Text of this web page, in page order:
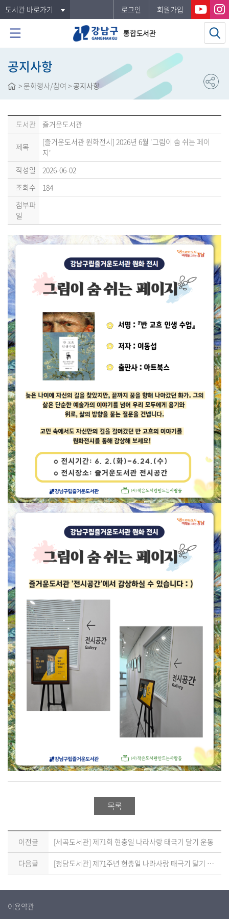
도서관 바로가기 로그인 회원가입
통합도서관
공지사항
> 문화행사/참여 > 공지사항
도서관 즐거운도서관
제목
[즐거운도서관 원화전시] 2026년 6월 '그림이 숨 쉬는 페이
지'
작성일
2026-06-02
조회수
184
첨부파
일
목록
이전글 [세곡도서관] 제71회 현충일 나라사랑 태극기 달기 운동
다음글 [청담도서관] 제71주년 현충일 나라사랑 태극기 달기 운동 안내
이용약관